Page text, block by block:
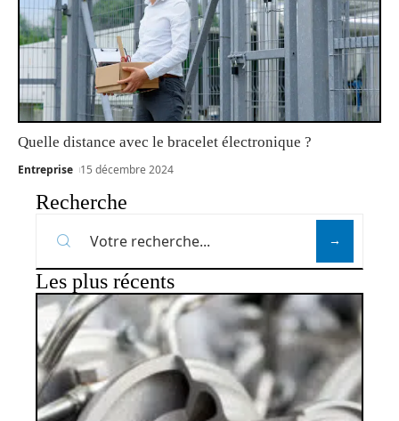
Quelle distance avec le bracelet électronique ?
Entreprise 15 décembre 2024
Recherche
Les plus récents